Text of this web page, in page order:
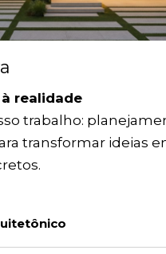
realidade
trabalho:
transformar ideias